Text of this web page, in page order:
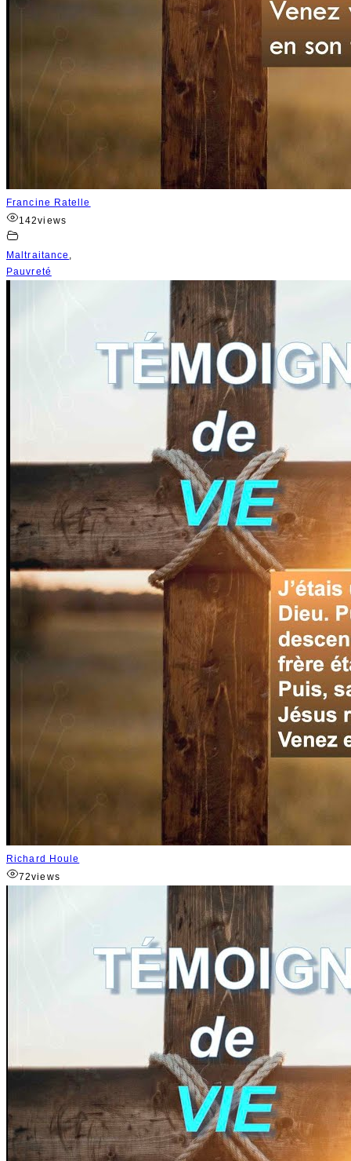
Francine Ratelle
142views
Maltraitance ,
Pauvreté
Richard Houle
72views